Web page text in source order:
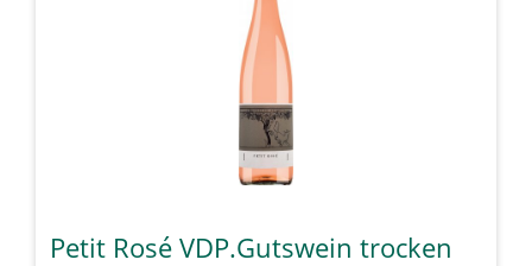
Petit Rosé VDP.Gutswein trocken